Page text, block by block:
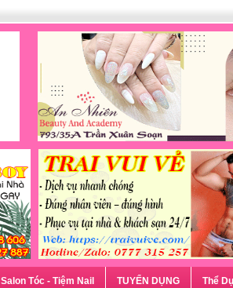
Salon Tóc - Tiệm Nail TUYỂN DỤNG Thể